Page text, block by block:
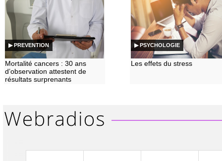
▶ PREVENTION
Mortalité cancers : 30 ans
d’observation attestent de
résultats surprenants
▶ PSYCHOLOGIE
Les effets du stress